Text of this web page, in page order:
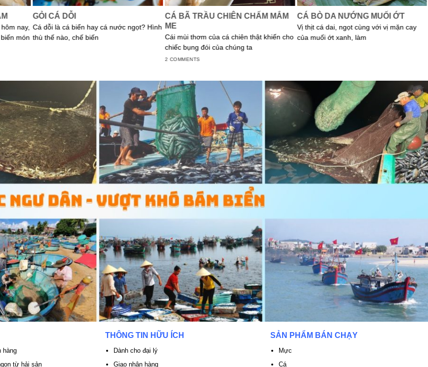
nay,
món
GỎI CÁ DỖI
Cá dỗi là cá biển hay cá nước ngọt? Hình
thù thế nào, chế biến
CÁ BÃ TRẦU CHIÊN CHẤM MẮM
ME
Cái mùi thơm của cá chiên thật khiến cho
chiếc bụng đói của chúng ta
2 COMMENTS
CÁ BÒ DA NƯỚNG MUỐI ỚT
Vị thịt cá dai, ngọt cùng với vị mặn cay
của muối ớt xanh, làm
hàng
từ hải sản
THÔNG TIN HỮU ÍCH
Dành cho đại lý
Giao nhận hàng
SẢN PHẨM BÁN CHẠY
Mực
Cá